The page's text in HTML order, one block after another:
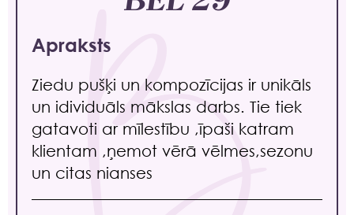
Apraksts
Ziedu pušķi un kompozīcijas ir unikāls
un idividuāls mākslas darbs. Tie tiek
gatavoti ar mīlestību ,īpaši katram
klientam ,ņemot vērā vēlmes,sezonu
un citas nianses